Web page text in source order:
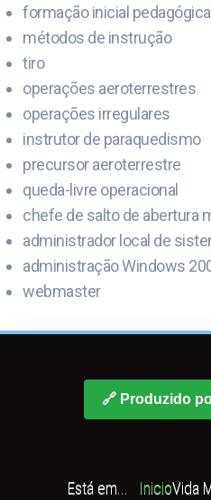
formação inicial
métodos de instrução
tiro
operações aeroterrestres
operações irregulares
instrutor de paraquedismo
precursor aeroterrestre
queda-livre operacional
chefe de salto de abertura
administrador local de
administração Windows
webmaster
🔗 Produzido
Está em... InicioVida